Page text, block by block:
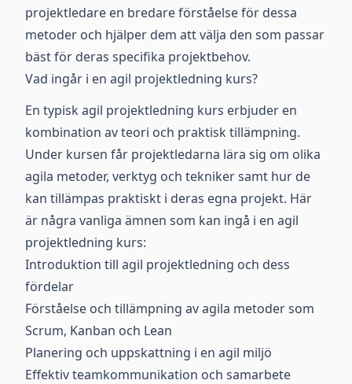
projektledare en bredare förståelse för dessa
metoder och hjälper dem att välja den som passar
bäst för deras specifika projektbehov.
Vad ingår i en agil projektledning kurs?
En typisk agil projektledning kurs erbjuder en
kombination av teori och praktisk tillämpning.
Under kursen får projektledarna lära sig om olika
agila metoder, verktyg och tekniker samt hur de
kan tillämpas praktiskt i deras egna projekt. Här
är några vanliga ämnen som kan ingå i en agil
projektledning kurs:
Introduktion till agil projektledning och dess
fördelar
Förståelse och tillämpning av agila metoder som
Scrum, Kanban och Lean
Planering och uppskattning i en agil miljö
Effektiv teamkommunikation och samarbete